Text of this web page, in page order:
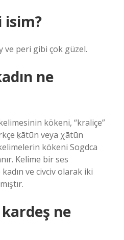
isim?
ve peri gibi çok güzel.
ne
kökeni, “kraliçe”
ḳātūn veya χātūn
kökeni Sogdca
Kelime bir ses
ve civciv olarak iki
kardeş ne